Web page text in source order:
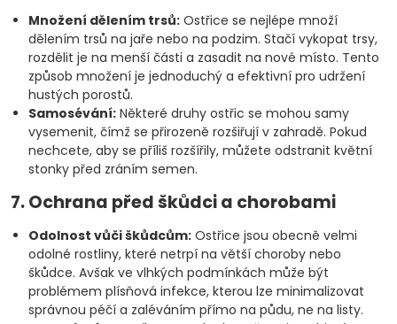
Množení dělením trsů: Ostřice se nejlépe množí
dělením trsů na jaře nebo na podzim. Stačí vykopat trsy,
rozdělit je na menší části a zasadit na nové místo. Tento
způsob množení je jednoduchý a efektivní pro udržení
hustých porostů.
Samosévání: Některé druhy ostřic se mohou samy
vysemenit, čímž se přirozeně rozšiřují v zahradě. Pokud
nechcete, aby se příliš rozšířily, můžete odstranit květní
stonky před zráním semen.
7. Ochrana před škůdci a chorobami
Odolnost vůči škůdcům: Ostřice jsou obecně velmi
odolné rostliny, které netrpí na větší choroby nebo
škůdce. Avšak ve vlhkých podmínkách může být
problémem plísňová infekce, kterou lze minimalizovat
správnou péčí a zaléváním přímo na půdu, ne na listy.